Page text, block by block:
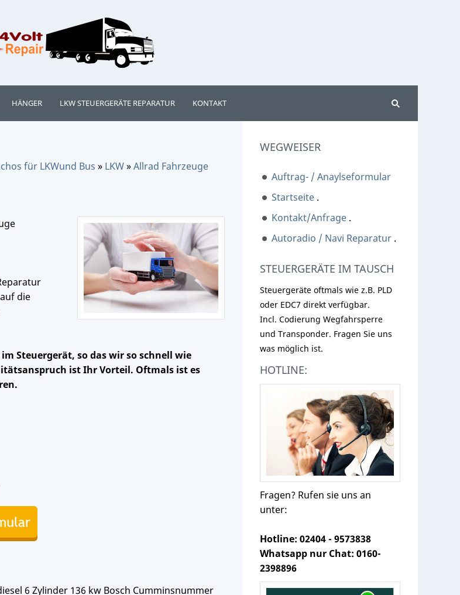
HÄNGER LKW STEUERGERÄTE REPARATUR KONTAKT
für LKWund Bus » LKW»Allrad Fahrzeuge
die
Steuergerät, so das wir so schnell wie
ist Ihr Vorteil. Oftmals ist es
6 Zylinder 136 kw Bosch Cumminsnummer
WEGWEISER
Auftrag- / Anaylseformular
Startseite .
Kontakt/Anfrage .
Autoradio / Navi Reparatur .
STEUERGERÄTE IM TAUSCH
Steuergeräte oftmals wie z.B. PLD
oder EDC7 direkt verfügbar.
Incl. Codierung Wegfahrsperre
und Transponder. Fragen Sie uns
was möglich ist.
HOTLINE:
Fragen? Rufen sie uns an
unter:
Hotline: 02404 - 9573838
Whatsapp nur Chat: 0160-
2398896